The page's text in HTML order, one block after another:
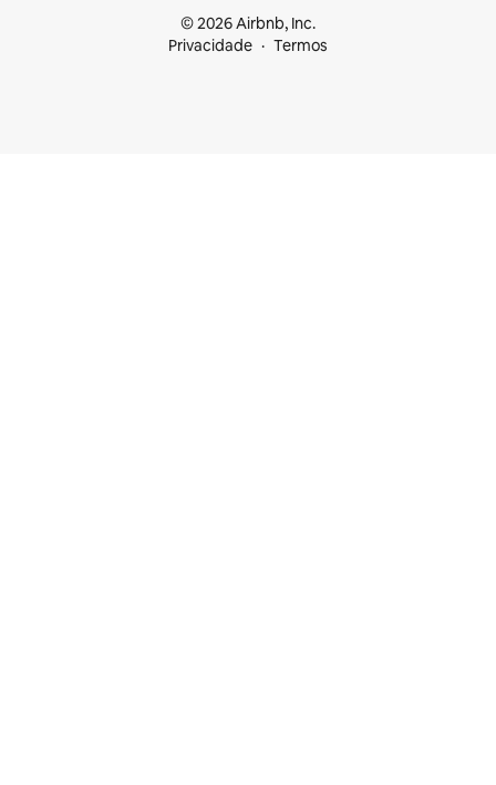
© 2026 Airbnb, Inc.
Privacidade
Termos